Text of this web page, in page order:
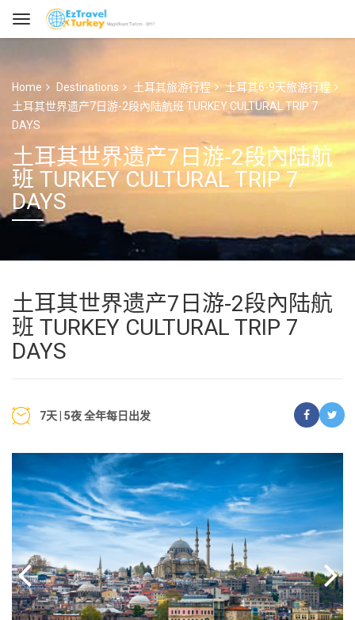
Home Destinations 土耳其旅游行程
土耳其6-9天旅游行程
土耳其世界遗产7日游-2段內陆航班 TURKEY CULTURAL TRIP 7
DAYS
土耳其世界遗产7日游-2段內陆航
班 TURKEY CULTURAL TRIP 7
DAYS
土耳其世界遗产7日游-2段內陆航
班 TURKEY CULTURAL TRIP 7
DAYS
7天 | 5夜 全年每日出发
Previous Next